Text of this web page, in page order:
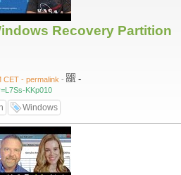
Recovery Partition
CET - permalink - -
KKp010
Windows